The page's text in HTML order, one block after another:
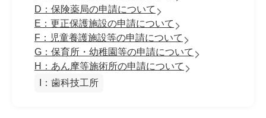
D：保険薬局の申請について
E：更正保護施設の申請について
F：児童養護施設等の申請について
G：保育所・幼稚園等の申請について
H：あん摩等施術所の申請について
I：歯科技工所